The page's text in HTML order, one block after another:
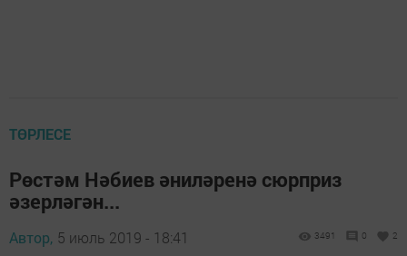
ТӨРЛЕСЕ
Рөстәм Нәбиев әниләренә сюрприз
әзерләгән...
Автор, 5 июль 2019 - 18:41 3491 0 2